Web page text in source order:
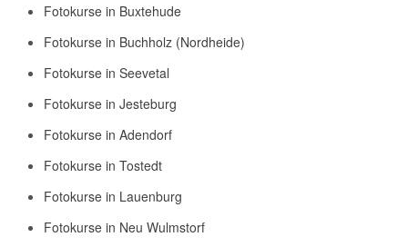
Fotokurse in Buxtehude
Fotokurse in Buchholz (Nordheide)
Fotokurse in Seevetal
Fotokurse in Jesteburg
Fotokurse in Adendorf
Fotokurse in Tostedt
Fotokurse in Lauenburg
Fotokurse in Neu Wulmstorf